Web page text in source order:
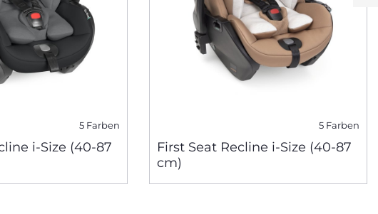
5 Farben
i-Size (40-87
5 Farben
First Seat Recline i-Size (40-87
cm)